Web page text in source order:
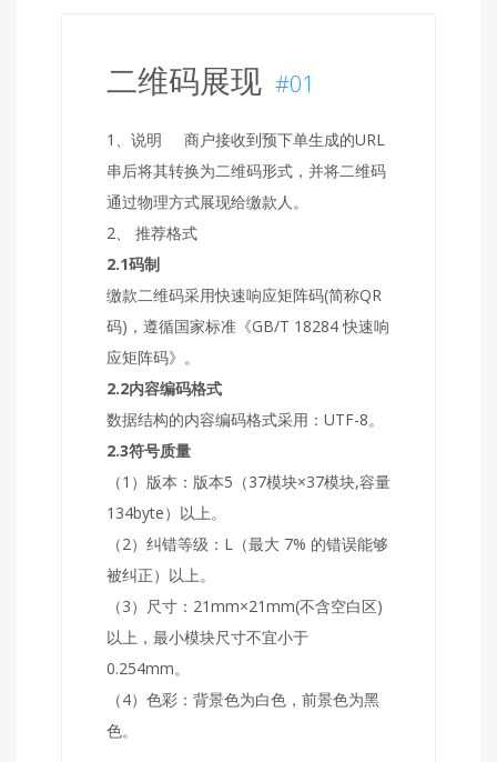
二维码展现 #01
1、说明 商户接收到预下单生成的URL
串后将其转换为二维码形式，并将二维码
通过物理方式展现给缴款人。
2、 推荐格式
2.1码制
缴款二维码采用快速响应矩阵码(简称QR
码)，遵循国家标准《GB/T 18284 快速响
应矩阵码》。
2.2内容编码格式
数据结构的内容编码格式采用：UTF-8。
2.3符号质量
（1）版本：版本5（37模块×37模块,容量
134byte）以上。
（2）纠错等级：L（最大 7% 的错误能够
被纠正）以上。
（3）尺寸：21mm×21mm(不含空白区)
以上，最小模块尺寸不宜小于
0.254mm。
（4）色彩：背景色为白色，前景色为黑
色。